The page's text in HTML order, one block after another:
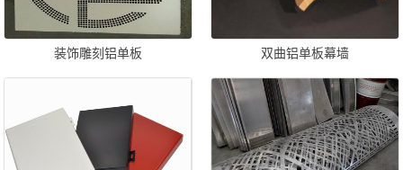
装饰雕刻铝单板 双曲铝单板幕墙